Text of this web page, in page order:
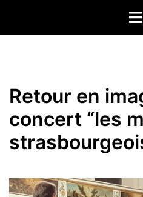
Retour en
concert “les